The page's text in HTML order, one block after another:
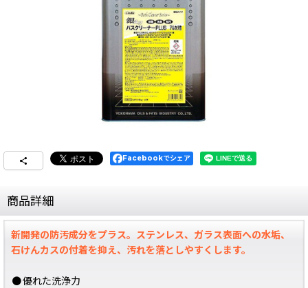
Facebookでシェア
商品詳細
新開発の防汚成分をプラス。ステンレス、ガラス表面への水垢、
石けんカスの付着を抑え、汚れを落としやすくします。
●優れた洗浄力